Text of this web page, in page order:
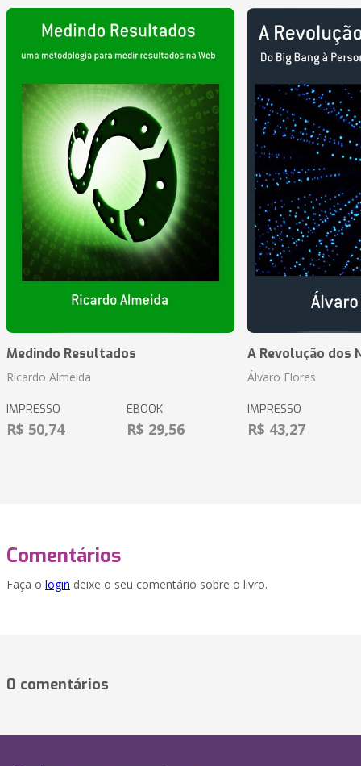
Medindo Resultados
Ricardo Almeida
IMPRESSO
R$ 50,74
EBOOK
R$ 29,56
A Revolução dos
Álvaro Flores
IMPRESSO
R$ 43,27
Comentários
Faça o login deixe o seu comentário sobre o livro.
0 comentários